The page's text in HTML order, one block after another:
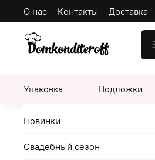
О нас Контакты Доставка
Упаковка Подложки
Новинки
Свадебный сезон